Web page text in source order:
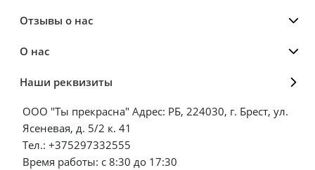
Отзывы о нас
О нас
Наши реквизиты
ООО "Ты прекрасна" Адрес: РБ, 224030, г. Брест, ул.
Ясеневая, д. 5/2 к. 41
Тел.: +375297332555
Время работы: с 8:30 до 17:30